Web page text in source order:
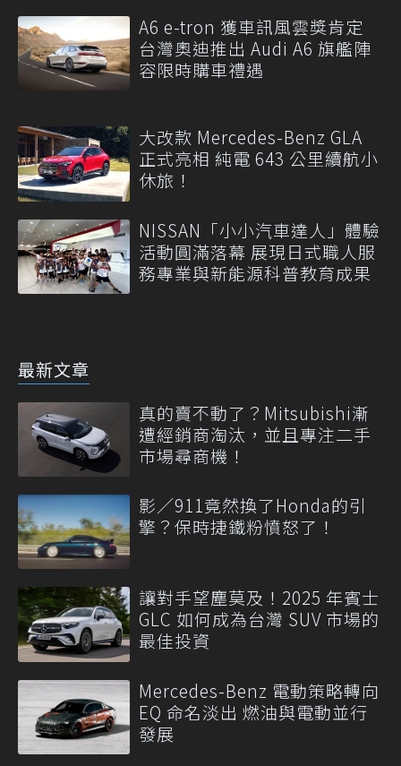
A6 e-tron 獲車訊風雲獎肯定
台灣奧迪推出 Audi A6 旗艦陣
容限時購車禮遇
大改款 Mercedes-Benz GLA
正式亮相 純電 643 公里續航小
休旅！
NISSAN「小小汽車達人」體驗
活動圓滿落幕 展現日式職人服
務專業與新能源科普教育成果
最新文章
真的賣不動了？Mitsubishi漸
遭經銷商淘汰，並且專注二手
市場尋商機！
影／911竟然換了Honda的引
擎？保時捷鐵粉憤怒了！
讓對手望塵莫及！2025 年賓士
GLC 如何成為台灣 SUV 市場的
最佳投資
Mercedes-Benz 電動策略轉向
EQ 命名淡出 燃油與電動並行
發展